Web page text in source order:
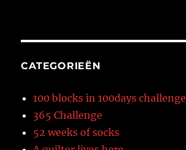
CATEGORIEËN
100 blocks in 100days challenge
365 Challenge
52 weeks of socks